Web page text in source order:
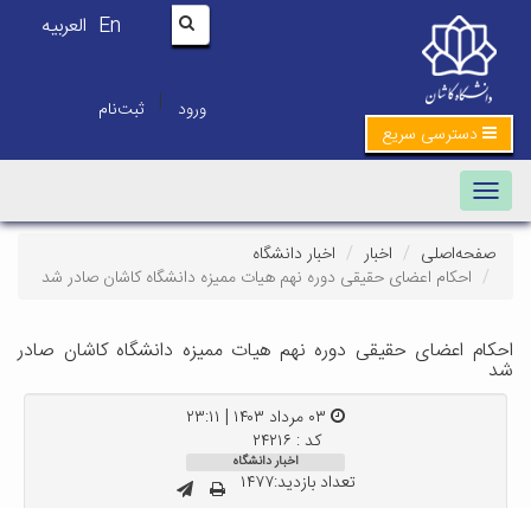
En العربیه
ورود | ثبت‌نام
دسترسی سریع
Toggle navigation
صفحه‌اصلی اخبار
اخبار دانشگاه
احکام اعضای حقیقی دوره نهم هیات ممیزه دانشگاه کاشان صادر شد
احکام اعضای حقیقی دوره نهم هیات ممیزه دانشگاه کاشان صادر
شد
کد : ۲۴۲۱۶
اخبار دانشگاه
تعداد بازدید:۱۴۷۷